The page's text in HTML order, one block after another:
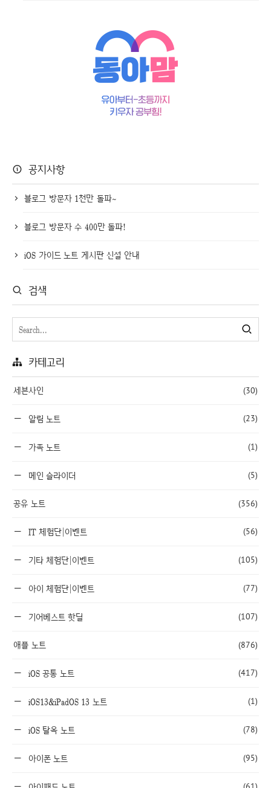
공지사항
블로그 방문자 1천만 돌파~
블로그 방문자 수 400만 돌파!
iOS 가이드 노트 게시판 신설 안내
검색
카테고리
세븐사인 (30)
알림 노트 (23)
가족 노트 (1)
메인 슬라이더 (5)
공유 노트 (356)
IT 체험단|이벤트 (56)
기타 체험단|이벤트 (105)
아이 체험단|이벤트 (77)
기어베스트 핫딜 (107)
애플 노트 (876)
iOS 공통 노트 (417)
iOS13&iPadOS 13 노트 (1)
iOS 탈옥 노트 (78)
아이폰 노트 (95)